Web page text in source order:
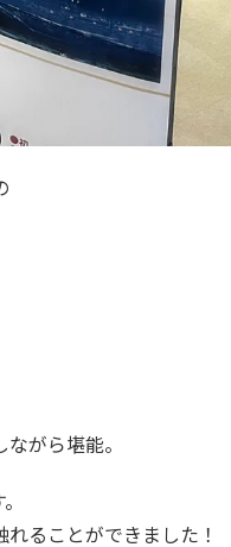
がら堪能。
ることができました！